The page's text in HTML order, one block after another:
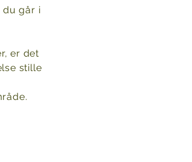
du går i
er det
stille